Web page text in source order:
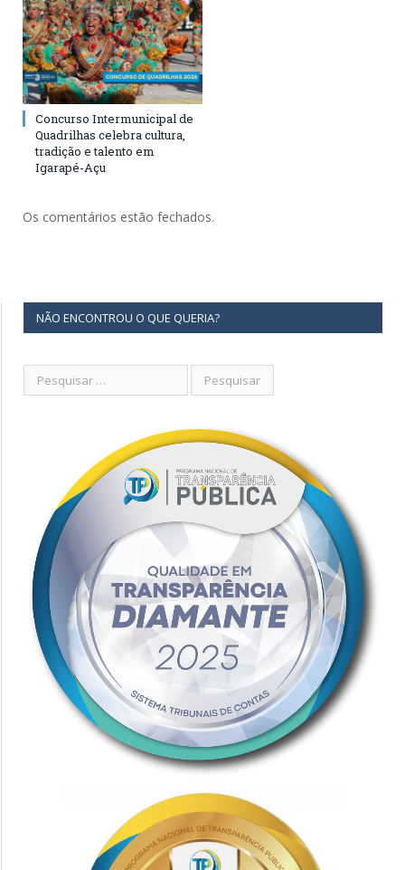
Concurso Intermunicipal de
Quadrilhas celebra cultura,
tradição e talento em
Igarapé-Açu
Os comentários estão fechados.
NÃO ENCONTROU O QUE QUERIA?